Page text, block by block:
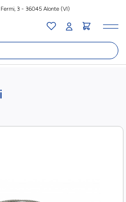
3 - 36045 Alonte (VI)